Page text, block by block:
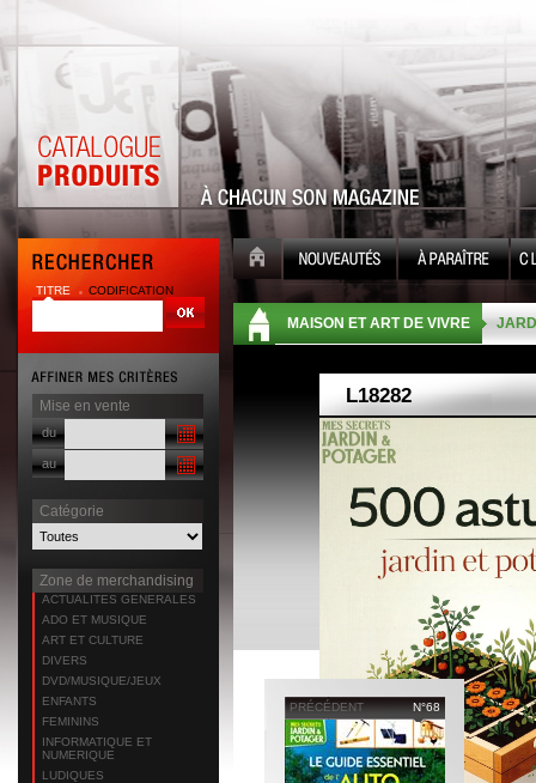
TITRE CODIFICATION
Mise en vente
du
au
Catégorie
Zone de merchandising
ACTUALITES GENERALES
ADO ET MUSIQUE
ART ET CULTURE
DIVERS
DVD/MUSIQUE/JEUX
ENFANTS
FEMININS
INFORMATIQUE ET
NUMERIQUE
LUDIQUES
MAISON ET ART DE VIVRE
PRÉCÉDENT N°68